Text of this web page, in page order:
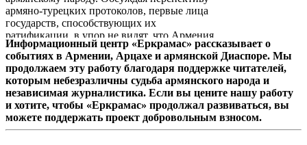
своими друзьями-соперниками из круга
влиятельных держав, это видно воочию.
армяно-турецких протоколов, первые лица
государств, способствующих их
ратификации, в упор не видят, что Армения
17 лет живет в условиях блокады.
Информационный центр «Еркрамас» рассказывает о
событиях в Армении, Арцахе и армянской Диаспоре. Мы
продолжаем эту работу благодаря поддержке читателей,
которым небезразличны судьба армянского народа и
независимая журналистика. Если вы цените нашу работу
и хотите, чтобы «Еркрамас» продолжал развиваться, вы
можете поддержать проект добровольным взносом.